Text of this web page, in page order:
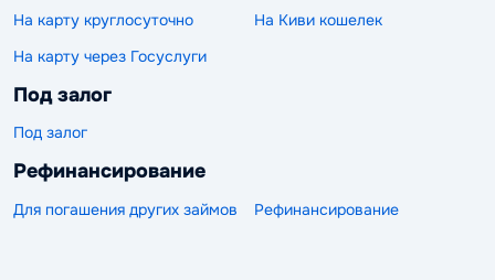
На карту круглосуточно
На Киви кошелек
На карту через Госуслуги
Под залог
Под залог
Рефинансирование
Для погашения других займов Рефинансирование